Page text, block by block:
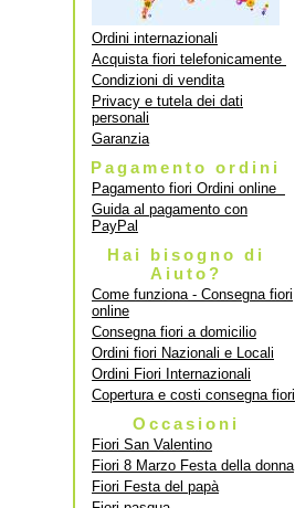
Ordini internazionali
Acquista fiori telefonicamente
Condizioni di vendita
Privacy e tutela dei dati
personali
Garanzia
Pagamento ordini
Pagamento fiori Ordini online
Guida al pagamento con
PayPal
Hai bisogno di
Aiuto?
Come funziona - Consegna fiori
online
Consegna fiori a domicilio
Ordini fiori Nazionali e Locali
Ordini Fiori Internazionali
Copertura e costi consegna fiori
Occasioni
Fiori San Valentino
Fiori 8 Marzo Festa della donna
Fiori Festa del papà